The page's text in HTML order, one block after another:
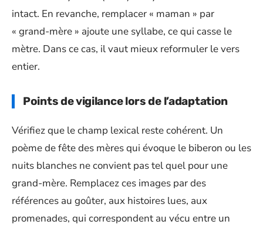
intact. En revanche, remplacer « maman » par
« grand-mère » ajoute une syllabe, ce qui casse le
mètre. Dans ce cas, il vaut mieux reformuler le vers
entier.
Points de vigilance lors de l’adaptation
Vérifiez que le champ lexical reste cohérent. Un
poème de fête des mères qui évoque le biberon ou les
nuits blanches ne convient pas tel quel pour une
grand-mère. Remplacez ces images par des
références au goûter, aux histoires lues, aux
promenades, qui correspondent au vécu entre un